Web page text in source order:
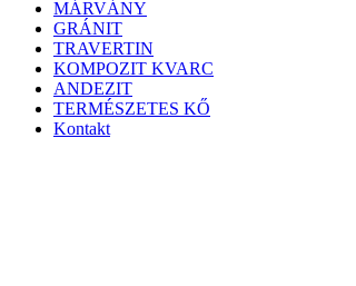
MÁRVÁNY
GRÁNIT
TRAVERTIN
KOMPOZIT KVARC
ANDEZIT
TERMÉSZETES KŐ
Kontakt